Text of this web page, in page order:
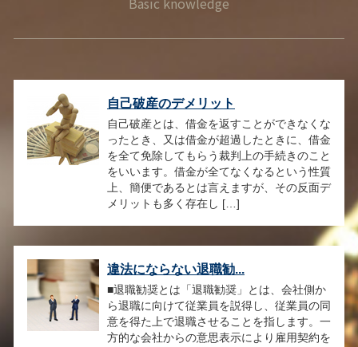
自己破産のデメリット
自己破産とは、借金を返すことができなくな
ったとき、又は借金が超過したときに、借金
を全て免除してもらう裁判上の手続きのこと
をいいます。借金が全てなくなるという性質
上、簡便であるとは言えますが、その反面デ
メリットも多く存在し […]
違法にならない退職勧...
■退職勧奨とは「退職勧奨」とは、会社側か
ら退職に向けて従業員を説得し、従業員の同
意を得た上で退職させることを指します。一
方的な会社からの意思表示により雇用契約を